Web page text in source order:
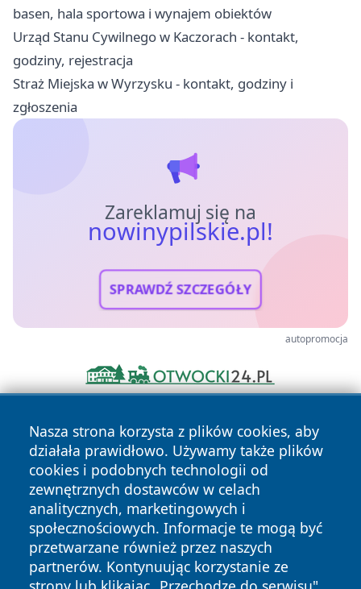
basen, hala sportowa i wynajem obiektów
Urząd Stanu Cywilnego w Kaczorach - kontakt,
godziny, rejestracja
Straż Miejska w Wyrzysku - kontakt, godziny i
zgłoszenia
Zareklamuj się na
nowinypilskie.pl!
SPRAWDŹ SZCZEGÓŁY
autopromocja
Nasza strona korzysta z plików cookies, aby
działała prawidłowo. Używamy także plików
cookies i podobnych technologii od
zewnętrznych dostawców w celach
analitycznych, marketingowych i
społecznościowych. Informacje te mogą być
przetwarzane również przez naszych
partnerów. Kontynuując korzystanie ze
Copyright © 2026 nowinypilskie.pl Wszystkie prawa
zastrzeżone.